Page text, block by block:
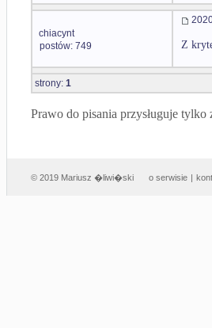
chiacynt
postów: 749
Z
strony: 1
Prawo do pisania przysługuje
© 2019 Mariusz �liwi�ski o serwisie |